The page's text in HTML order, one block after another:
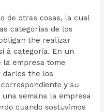
de otras cosas, la cual
categorías de los
the realizar
à categoría. En un
la empresa tome
darles the los
y su
una semana la empresa
cuando sostuvimos